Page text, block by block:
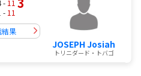
- 11
- 11
果
JOSEPH Josiah
トリニダード・トバゴ